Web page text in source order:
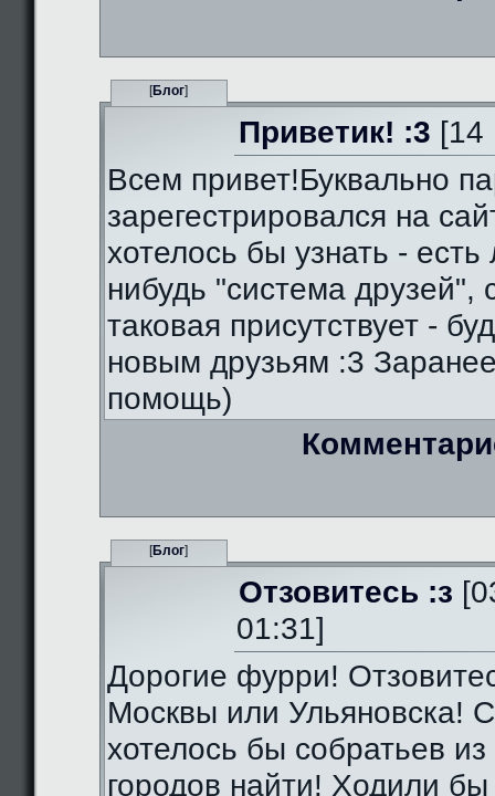
[Блог]
Приветик! :3 [14
Всем привет!Буквально
зарегестрировался на
хотелось бы узнать - есть
нибудь "система друзей",
таковая присутствует -
новым друзьям :3
помощь)
[Блог]
Отзовитесь :з
01:31]
Дорогие фурри!
Москвы или Ульяновска!
хотелось бы собратьев из
городов найти! Ходили бы